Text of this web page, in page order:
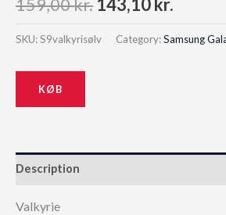
price
price
SKU:S9valkyrisølv Category:Samsung
KØB
Description
Valkyrie